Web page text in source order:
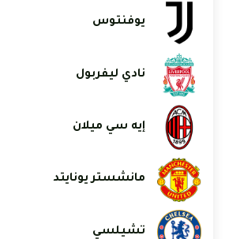
يوفنتوس
نادي ليفربول
إيه سي ميلان
مانشستر يونايتد
تشيلسي